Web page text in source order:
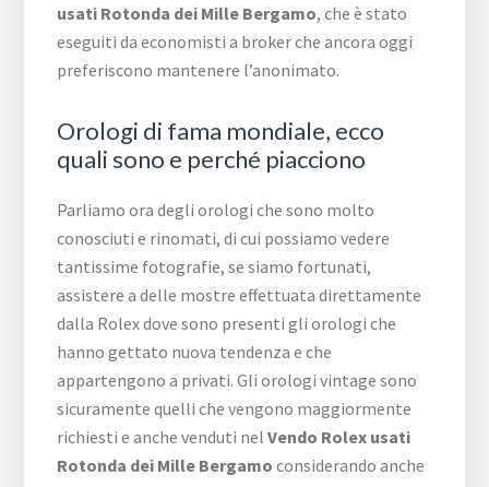
usati Rotonda dei Mille Bergamo, che è stato
eseguiti da economisti a broker che ancora oggi
preferiscono mantenere l’anonimato.
Orologi di fama mondiale, ecco
quali sono e perché piacciono
Parliamo ora degli orologi che sono molto
conosciuti e rinomati, di cui possiamo vedere
tantissime fotografie, se siamo fortunati,
assistere a delle mostre effettuata direttamente
dalla Rolex dove sono presenti gli orologi che
hanno gettato nuova tendenza e che
appartengono a privati. Gli orologi vintage sono
sicuramente quelli che vengono maggiormente
richiesti e anche venduti nelVendo Rolex usati
Rotonda dei Mille Bergamo considerando anche